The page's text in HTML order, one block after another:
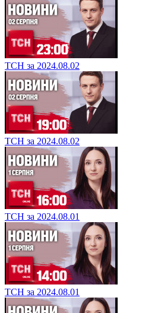
ТСН за 2024.08.02
ТСН за 2024.08.02
ТСН за 2024.08.01
ТСН за 2024.08.01